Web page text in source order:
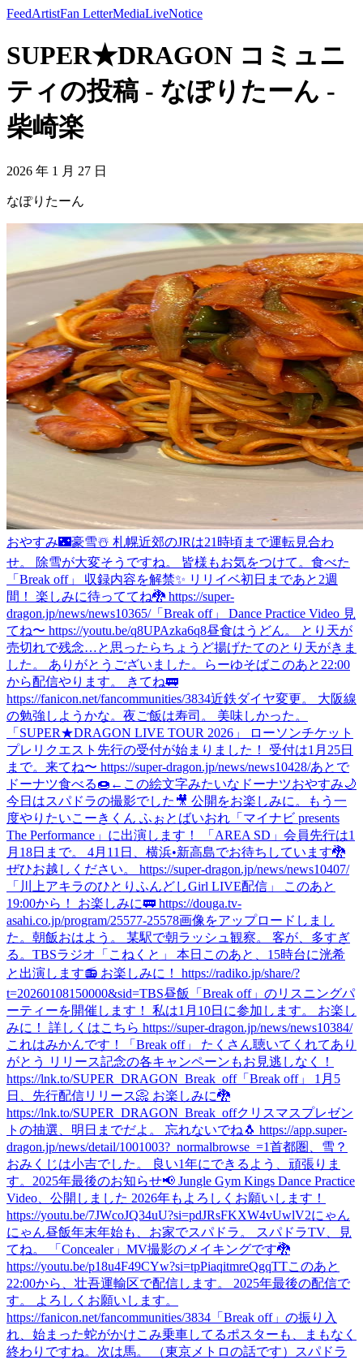
FeedArtistFan LetterMediaLiveNotice
SUPER★DRAGON コミュニ
ティの投稿 - なぽりたーん -
柴崎楽
2026 年 1 月 27 日
なぽりたーん
おやすみ🌃豪雪☃️ 札幌近郊のJRは21時頃まで運転見合わ
せ。 除雪が大変そうですね。 皆様もお気をつけて。 食べた
「Break off」 収録内容を解禁✨ リリイベ初日まであと2週
間！ 楽しみに待っててね🐉 https://super-
dragon.jp/news/news10365/「Break off」 Dance Practice Video 見
てね〜 https://youtu.be/q8UPAzka6q8昼食はうどん。 とり天が
売切れで残念…と思ったらちょうど揚げたてのとり天がきま
した。 ありがとうございました。
らーゆそばこのあと22:00
から配信やります。 きてね🚃
https://fanicon.net/fancommunities/3834近鉄ダイヤ変更。 大阪線
の勉強しようかな。 夜ご飯は寿司。 美味しかった。
「SUPER★DRAGON LIVE TOUR 2026」 ローソンチケット
プレリクエスト先行の受付が始まりました！ 受付は1月25日
まで。来てね〜 https://super-dragon.jp/news/news10428/あとで
ドーナツ食べる🍩←この絵文字みたいなドーナツおやすみ🌙
今日はスパドラの撮影でした🎥 公開をお楽しみに。
もう一
度やりたいこーきくん ふぉとばいおれ 「マイナビ presents
The Performance」に出演します！ 「AREA SD」会員先行は1
月18日まで。 4月11日、横浜•新高島でお待ちしています🐉
ぜひお越しください。 https://super-dragon.jp/news/news10407/
「川上アキラのひとりふんどしGirl LIVE配信」 このあと
19:00から！ お楽しみに🚃 https://douga.tv-
asahi.co.jp/program/25577-25578画像をアップロードしまし
た。 朝飯おはよう。 某駅で朝ラッシュ観察。 客が、多すぎ
る。 TBSラジオ「こねくと」 本日このあと、15時台に洸希
と出演します📻 お楽しみに！ https://radiko.jp/share/?
t=20260108150000&sid=TBS昼飯
「Break off」のリスニングパ
ーティーを開催します！ 私は1月10日に参加します。 お楽し
みに！ 詳しくはこちら https://super-dragon.jp/news/news10384/
これはみかんです！
「Break off」 たくさん聴いてくれてあり
がとう リリース記念の各キャンペーンもお見逃しなく！
https://lnk.to/SUPER_DRAGON_Break_off「Break off」 1月5
日、先行配信リリース📀 お楽しみに🐉
https://lnk.to/SUPER_DRAGON_Break_offクリスマスプレゼン
トの抽選、明日までだよ。 忘れないでね🐧 https://app.super-
dragon.jp/news/detail/1001003?_normalbrowse_=1首都圏、雪？
おみくじは小吉でした。 良い1年にできるよう、頑張りま
す。 2025年最後のお知らせ📢 Jungle Gym Kings Dance Practice
Video、公開しました 2026年もよろしくお願いします！
https://youtu.be/7JWcoJQ34uU?si=pdJRsFKXW4vUwlV2にゃん
にゃん昼飯年末年始も、お家でスパドラ。 スパドラTV、見
てね。 「Concealer」MV撮影のメイキングです🐉
https://youtu.be/p18u4F49CYw?si=tpPiaqitmreQgqTTこのあと
22:00から、壮吾運輸区で配信します。 2025年最後の配信で
す。 よろしくお願いします。
https://fanicon.net/fancommunities/3834 「Break off」の振り入
れ、始まった蛇がかけこみ乗車してるポスターも、まもなく
終わりですね。次は馬。 （東京メトロの話です）
スパドラ